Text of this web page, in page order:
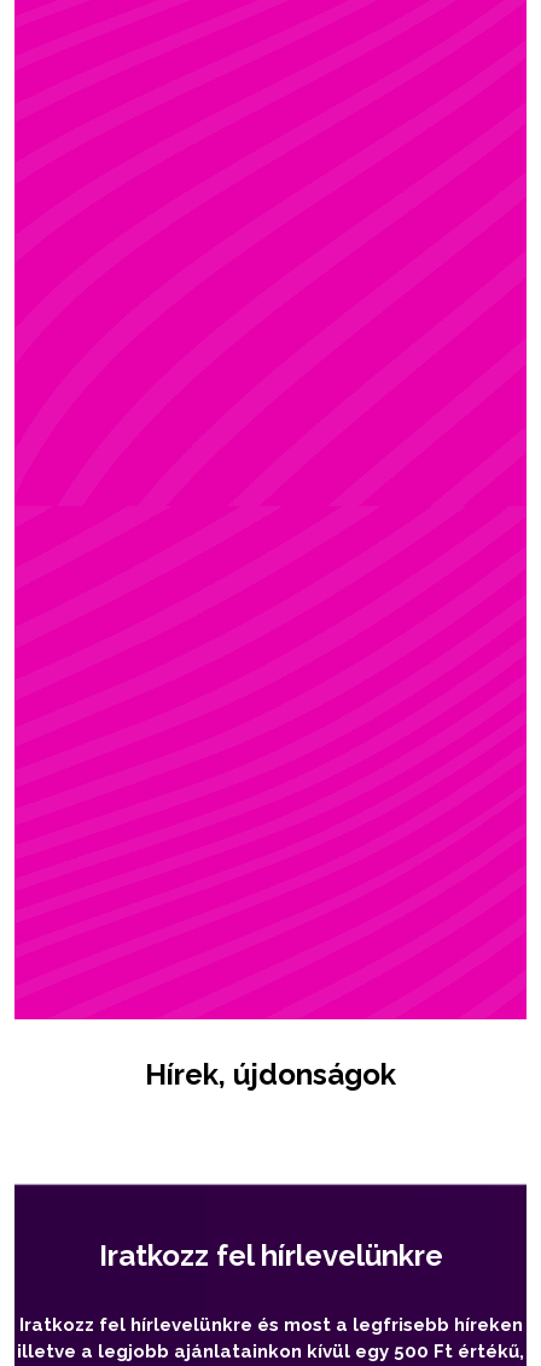
Hírek, újdonságok
Iratkozz fel hírlevelünkre
Iratkozz fel hírlevelünkre és most a legfrisebb híreken
illetve a legjobb ajánlatainkon kívül egy 500 Ft értékű,